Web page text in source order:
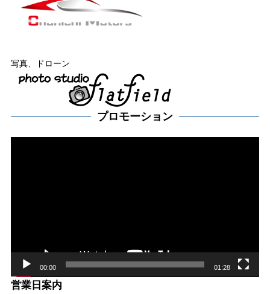
写真、ドローン
プロモーション
00:00 01:28
営業日案内